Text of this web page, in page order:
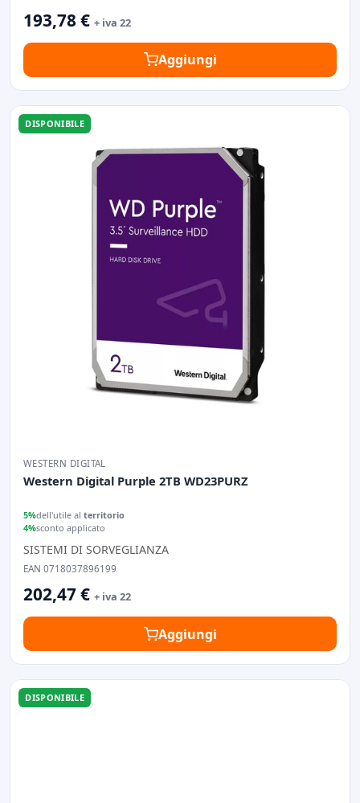
193,78 € + iva 22
Aggiungi
DISPONIBILE
WESTERN DIGITAL
Western Digital Purple 2TB WD23PURZ
5%dell'utile al territorio
4%sconto applicato
SISTEMI DI SORVEGLIANZA
EAN 0718037896199
202,47 € + iva 22
Aggiungi
DISPONIBILE